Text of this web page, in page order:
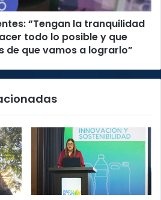
“Tengan la tranquilidad
todo lo posible y que
de que vamos a lograrlo”